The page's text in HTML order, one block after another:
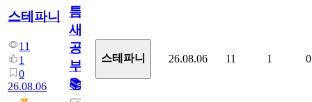
스테파니
11
1
0
26.08.06
틈
새
공
부!
📚
스테파니 26.08.06 11 1 0